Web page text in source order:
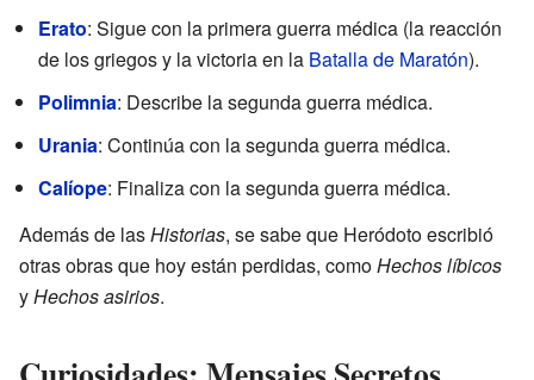
Erato: Sigue con la primera guerra médica (la reacción
de los griegos y la victoria en la Batalla de Maratón).
Polimnia: Describe la segunda guerra médica.
Urania: Continúa con la segunda guerra médica.
Calíope: Finaliza con la segunda guerra médica.
Además de lasHistorias, se sabe que Heródoto escribió
otras obras que hoy están perdidas, comoHechos líbicos
yHechos asirios.